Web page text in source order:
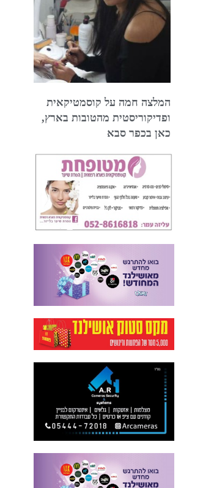
המלצה חמה על קוסמטיקאית
ופדיקוריסטית מהטובות בארץ,
כאן בכפר סבא